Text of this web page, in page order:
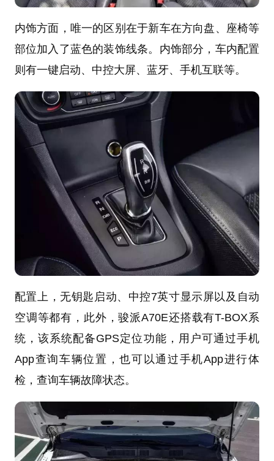
内饰方面，唯一的区别在于新车在方向盘、座椅等
部位加入了蓝色的装饰线条。内饰部分，车内配置
则有一键启动、中控大屏、蓝牙、手机互联等。
配置上，无钥匙启动、中控7英寸显示屏以及自动
空调等都有，此外，骏派A70E还搭载有T-BOX系
统，该系统配备GPS定位功能，用户可通过手机
App查询车辆位置，也可以通过手机App进行体
检，查询车辆故障状态。